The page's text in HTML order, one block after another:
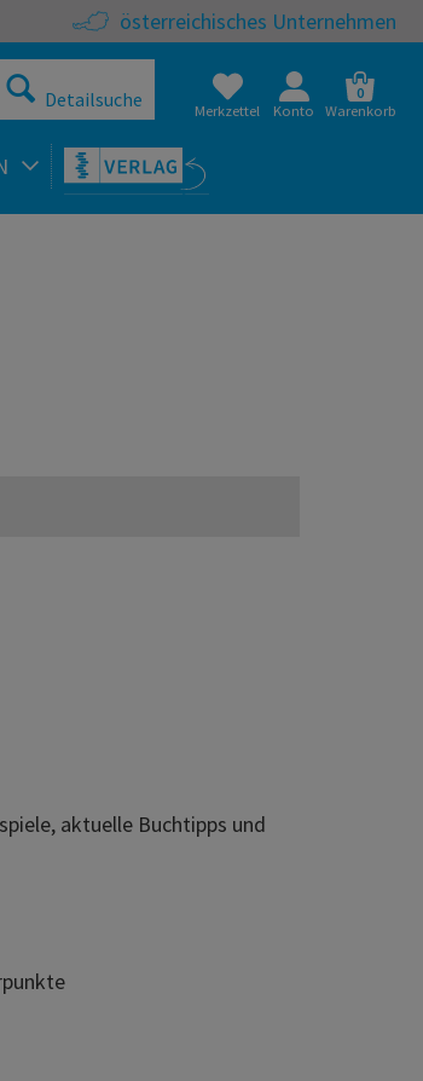
österreichisches Unternehmen
Detailsuche Merkzettel Konto
0
Warenkorb
aktuelle Buchtipps und